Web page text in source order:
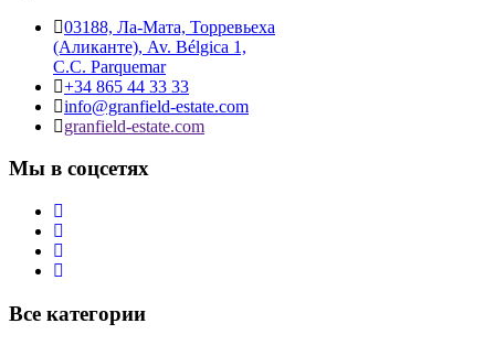
03188, Ла-Мата, Торревьеха
(Аликанте), Av. Bélgica 1,
C.C. Parquemar
+34 865 44 33 33
info@granfield-estate.com
granfield-estate.com
Мы в соцсетях
Все категории